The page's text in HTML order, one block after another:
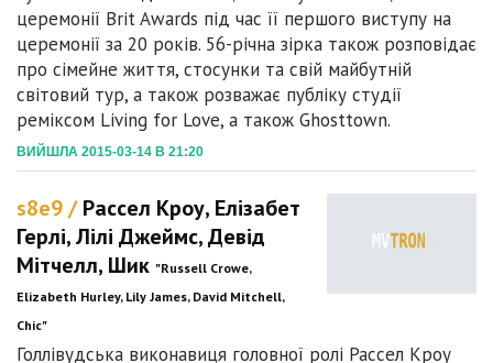
церемонії Brit Awards під час її першого виступу на
церемонії за 20 років. 56-річна зірка також розповідає
про сімейне життя, стосунки та свій майбутній
світовий тур, а також розважає публіку студії
реміксом Living for Love, а також Ghosttown.
ВИЙШЛА 2015-03-14 В 21:20
s8e9 /Рассел Кроу, Елізабет
Герлі, Лілі Джеймс, Девід
Мітчелл, Шик "Russell Crowe,
Elizabeth Hurley, Lily James, David Mitchell,
Chic"
Голлівудська виконавиця головної ролі Рассел Кроу